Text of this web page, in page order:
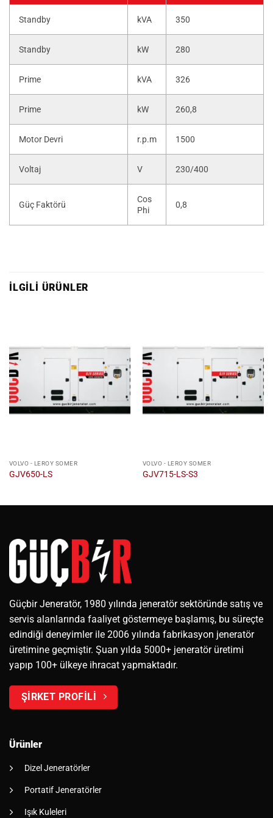
Standby kVA 350
Standby kW 280
Prime kVA 326
Prime kW 260,8
Motor Devri r.p.m 1500
Voltaj V 230/400
Güç Faktörü
Cos
Phi
0,8
İLGILI ÜRÜNLER
VOLVO - LEROY SOMER
GJV650-LS
VOLVO - LEROY SOMER
GJV715-LS-S3
Güçbir Jeneratör, 1980 yılında jeneratör sektöründe satış ve
servis alanlarında faaliyet göstermeye başlamış, bu süreçte
edindiği deneyimler ile 2006 yılında fabrikasyon jeneratör
üretimine geçmiştir. Şuan yılda 5000+ jeneratör üretimi
yapıp 100+ ülkeye ihracat yapmaktadır.
ŞİRKET PROFİLİ
Ürünler
Dizel Jeneratörler
Portatif Jeneratörler
Işık Kuleleri